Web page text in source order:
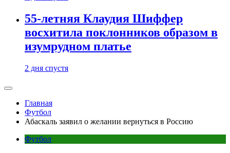
55-летняя Клаудия Шиффер
восхитила поклонников образом в
изумрудном платье
2 дня спустя
Главная
Футбол
Абаскаль заявил о желании вернуться в Россию
Футбол